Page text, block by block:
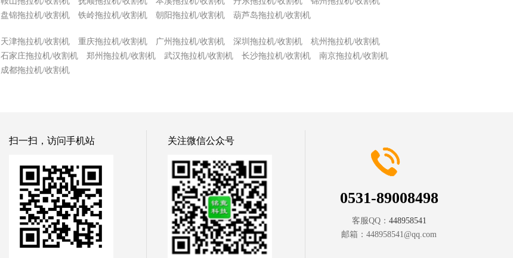
盘锦拖拉机/收割机 铁岭拖拉机/收割机 朝阳拖拉机/收割机 葫芦岛拖拉机/收割机
天津拖拉机/收割机 重庆拖拉机/收割机 广州拖拉机/收割机 深圳拖拉机/收割机
杭州拖拉机/收割机
石家庄拖拉机/收割机 郑州拖拉机/收割机 武汉拖拉机/收割机 长沙拖拉机/收割机
南京拖拉机/收割机
成都拖拉机/收割机
扫一扫，访问手机站 关注微信公众号
0531-89008498
客服QQ： 448958541
邮箱： 448958541@qq.com